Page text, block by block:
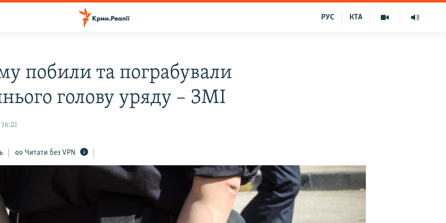
КТА
РУС
побили та пограбували
голову уряду – ЗМІ
Читати без VPN